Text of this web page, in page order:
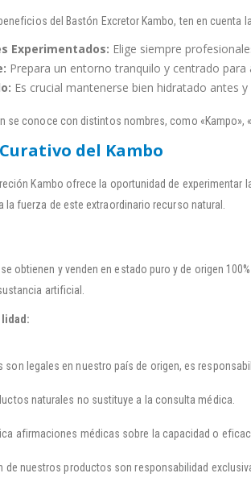
del Bastón Excretor Kambo, ten en cuenta
Experimentados: Elige siempre
Prepara un entorno tranquilo y centrado
Es crucial mantenerse bien hidratado antes
se conoce con distintos nombres, como «Kampo»,
del Kambo
Kambo ofrece la oportunidad de
la fuerza de este extraordinario recurso natural.
obtienen y venden en estado puro y de origen
artificial.
legales en nuestro país de origen, es
naturales no sustituye a la consulta médica.
afirmaciones médicas sobre la capacidad o
de nuestros productos son responsabilidad